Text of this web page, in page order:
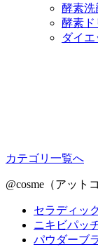
酵素洗
酵素ド
ダイエ
カテゴリ一覧へ
@cosme（アット
セラディッ
ニキビパッ
パウダーブ